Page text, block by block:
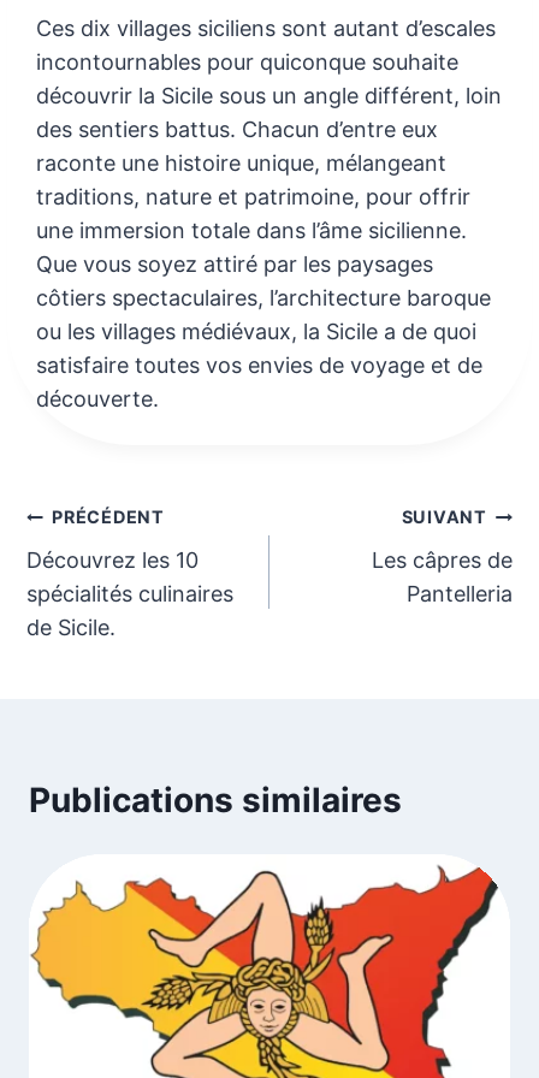
Ces dix villages siciliens sont autant d’escales
incontournables pour quiconque souhaite
découvrir la Sicile sous un angle différent, loin
des sentiers battus. Chacun d’entre eux
raconte une histoire unique, mélangeant
traditions, nature et patrimoine, pour offrir
une immersion totale dans l’âme sicilienne.
Que vous soyez attiré par les paysages
côtiers spectaculaires, l’architecture baroque
ou les villages médiévaux, la Sicile a de quoi
satisfaire toutes vos envies de voyage et de
découverte.
Navigation
de
l’article
PRÉCÉDENT
Découvrez les 10
spécialités culinaires
de Sicile.
SUIVANT
Les câpres de
Pantelleria
Publications similaires